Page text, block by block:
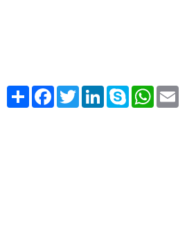
Share FacebookTwitterLinkedInSkype WhatsApp